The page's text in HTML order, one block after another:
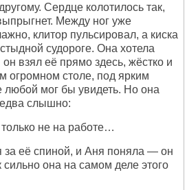
Сердце колотилось так,
Между ног уже
клитор пульсировал, а киска
судороге. Она хотела
взял её прямо здесь, жёстко и
огромном столе, под ярким
любой мог бы увидеть. Но она
слышно:
не на работе…
за её спиной, и Аня поняла — он
сильно она на самом деле этого